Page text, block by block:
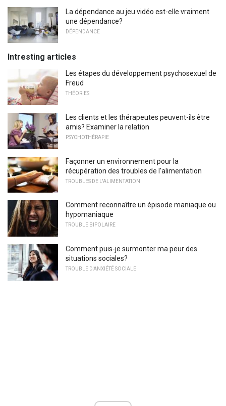
La dépendance au jeu vidéo est-elle vraiment
une dépendance?
DÉPENDANCE
Intresting articles
Les étapes du développement psychosexuel de
Freud
THÉORIES
Les clients et les thérapeutes peuvent-ils être
amis? Examiner la relation
PSYCHOTHÉRAPIE
Façonner un environnement pour la
récupération des troubles de l'alimentation
TROUBLES DE L'ALIMENTATION
Comment reconnaître un épisode maniaque ou
hypomaniaque
TROUBLE BIPOLAIRE
Comment puis-je surmonter ma peur des
situations sociales?
TROUBLE D'ANXIÉTÉ SOCIALE